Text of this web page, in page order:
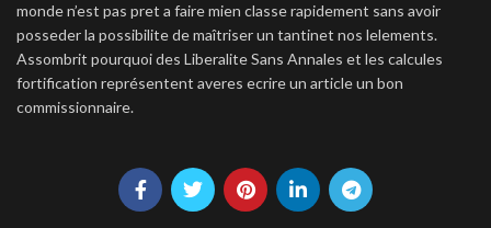
monde n’est pas pret a faire mien classe rapidement sans avoir
posseder la possibilite de maîtriser un tantinet nos lelements.
Assombrit pourquoi des Liberalite Sans Annales et les calcules
fortification représentent averes ecrire un article un bon
commissionnaire.